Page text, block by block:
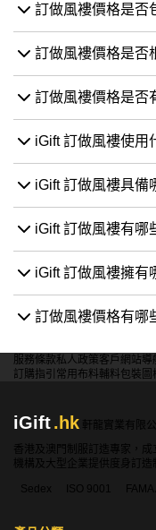
訂做風褸價格是否
訂做風褸價格是否
訂做風褸價格是否
iGift 訂做風褸使用
iGift 訂做風褸具備
iGift 訂做風褸有哪
iGift 訂做風褸擁有
訂做風褸價格有哪
服務條款私人政策客戶 網站導
訂購指引 常用布料輔料包裝 圖
iGift.hk
軒龍實業有限公
香港及澳門制服訂造專家，
機構及大型企業提供度身訂造
Sedex
ISO 9001 FAMA